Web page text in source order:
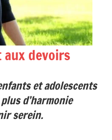
aux devoirs
et adolescents
d’harmonie
serein.